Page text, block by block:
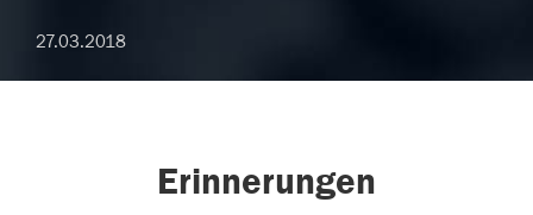
27.03.2018
Erinnerungen